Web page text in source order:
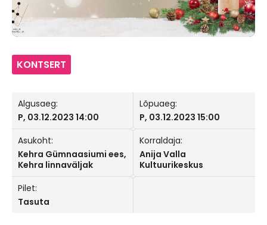
KONTSERT
Algusaeg:
P, 03.12.2023 14:00
Lõpuaeg:
P, 03.12.2023 15:00
Asukoht:
Kehra Gümnaasiumi ees,
Kehra linnaväljak
Korraldaja:
Anija Valla
Kultuurikeskus
Pilet:
Tasuta